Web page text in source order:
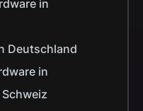
in
Deutschland
in